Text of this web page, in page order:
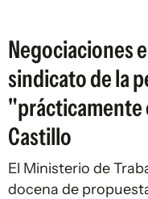
Negociaciones
sindicato de la
"prácticamente
Castillo
El Ministerio de
docena de